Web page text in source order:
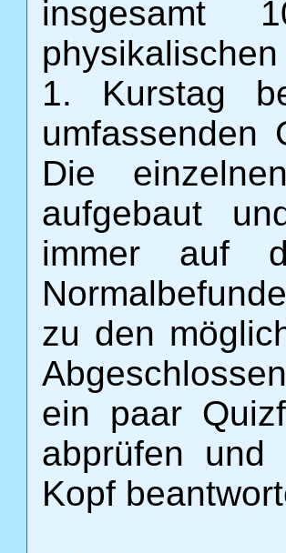
insgesamt
1. Kurstag
umfassenden
Die
aufgebaut
immer auf
zu den
ein paar
abprüfen
Kopf